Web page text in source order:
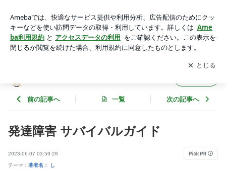
連書籍
アプリをダウンロードして ブログの更新通知
を受け取りまし
ょう。
開く
前の記事へ 一覧 次の記事へ
発達障害 サバイバルガイド
2023-06-07 03:59:28
テーマ： 著者名： し